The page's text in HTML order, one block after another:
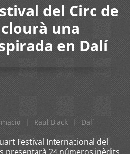
del Circ de
una
en Dalí
| Raul Black | Dalí
Festival Internacional del
presentarà 24 números inèdits